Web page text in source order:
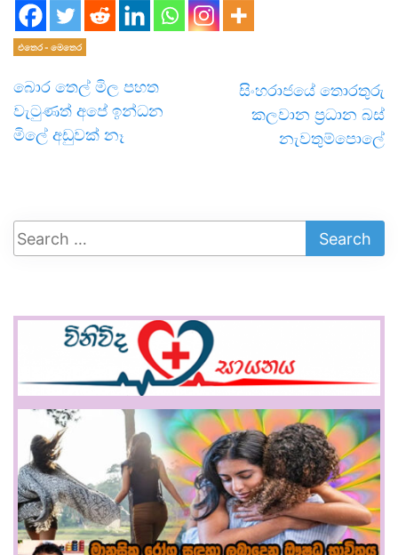
එතෙර - මෙතෙර
බොර තෙල් මිල පහත
වැටුණත් අපේ ඉන්ධන
මිලේ අඩුවක් නෑ
සිංහරාජයේ තොරතුරු
කලවාන ප්‍රධාන බස්
නැවතුම්පොලේ